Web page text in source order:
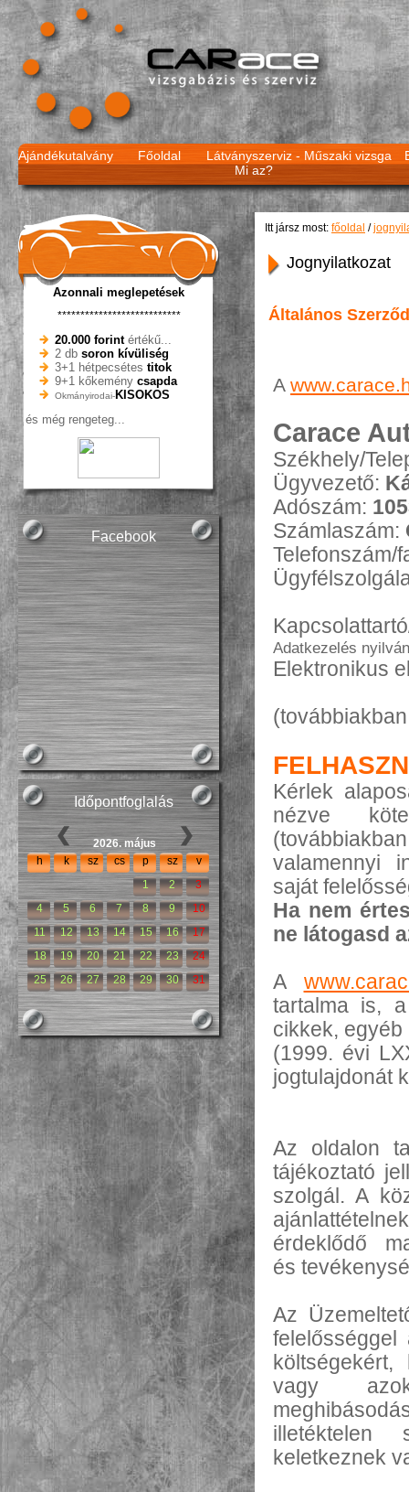
Ajándékutalvány Főoldal
Látványszerviz -
Mi az?
Műszaki vizsga
Azonnali meglepetések
***************************
20.000 forintértékű...
2 db soron kívüliség
3+1 hétpecsétes titok
9+1 kőkemény csapda
Okmányirodai-KISOKOS
  és m
ég rengeteg...
Facebook
Időpontfoglalás
2026. május
h
k sz cs p sz
v
1
2
3
4
5 6 7 8 9
10
11
12 13 14 15 16
17
18
19 20 21 22 23
24
25
26 27 28 29 30 31
Itt jársz most: főoldal /
Jognyilatkozat
Általános
A
Carace
Székhely/
Ügyvezető:
Adószám:
Számlaszám:
Telefonszám/
Adatkezelés
Elektronikus
Kérlek
nézve
valamennyi
saját
Ha nem
ne látogasd
A
tartalma is,
cikkek,
(1999. évi
jogtulajdonát
Az oldalon
tájékoztató
szolgál. A
érdeklődő
és
Az
felelősséggel
vagy
illetéktelen
keletkeznek